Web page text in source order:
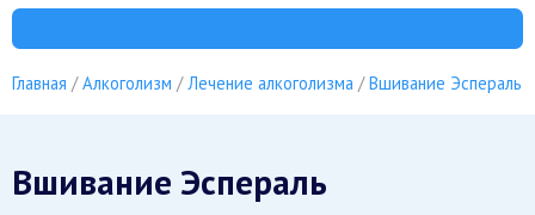
Главная Алкоголизм Лечение алкоголизма Вшивание Эспераль
Вшивание Эспераль